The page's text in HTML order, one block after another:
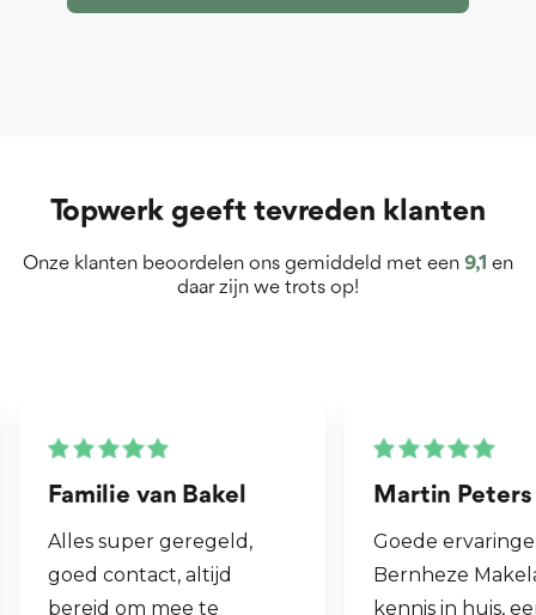
Topwerk geeft tevreden klanten
Onze klanten beoordelen ons gemiddeld met een 9,1 en
daar zijn we trots op!
Martin Peters
Goede ervaringen met
Bernheze Makelaars, veel
kennis in huis, eens onze
Henk van
Fijne makelaar.
al mijn 2e
hen laten